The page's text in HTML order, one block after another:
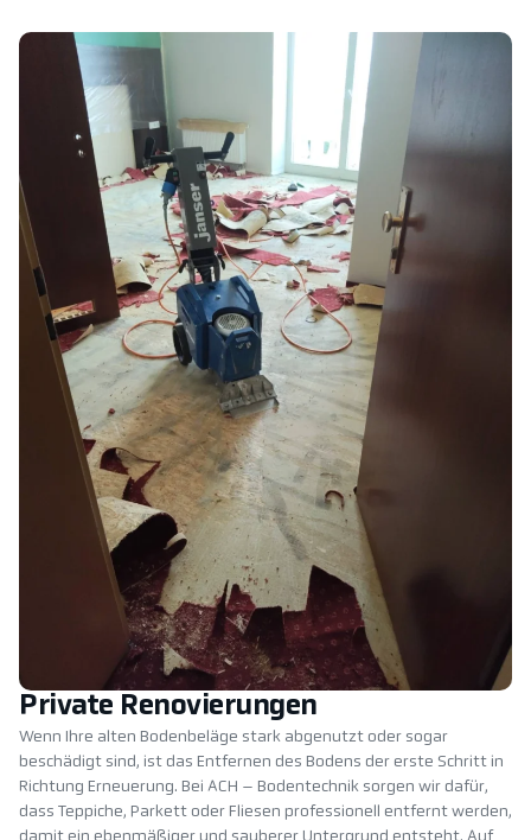
Private Renovierungen
Wenn Ihre alten Bodenbeläge stark abgenutzt oder sogar
beschädigt sind, ist das Entfernen des Bodens der erste Schritt in
Richtung Erneuerung. Bei ACH – Bodentechnik sorgen wir dafür,
dass Teppiche, Parkett oder Fliesen professionell entfernt werden,